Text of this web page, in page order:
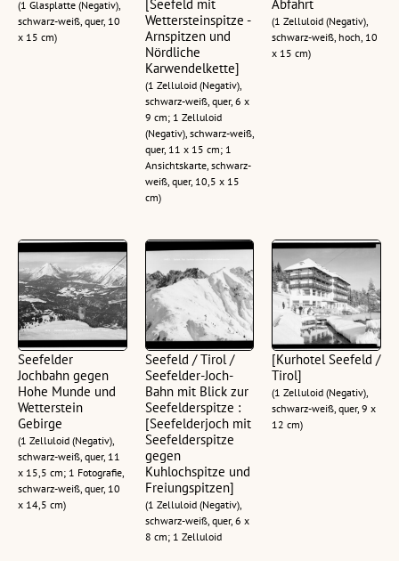
(1 Glasplatte (Negativ),
schwarz-weiß, quer, 10
x 15 cm)
[Seefeld mit
Wettersteinspitze -
Arnspitzen und
Nördliche
Karwendelkette]
(1 Zelluloid (Negativ),
schwarz-weiß, quer, 6 x
9 cm; 1 Zelluloid
(Negativ), schwarz-weiß,
quer, 11 x 15 cm; 1
Ansichtskarte, schwarz-
weiß, quer, 10,5 x 15
cm)
Abfahrt
(1 Zelluloid (Negativ),
schwarz-weiß, hoch, 10
x 15 cm)
Seefelder
Jochbahn gegen
Hohe Munde und
Wetterstein
Gebirge
(1 Zelluloid (Negativ),
schwarz-weiß, quer, 11
x 15,5 cm; 1 Fotografie,
schwarz-weiß, quer, 10
x 14,5 cm)
Seefeld / Tirol /
Seefelder-Joch-
Bahn mit Blick zur
Seefelderspitze :
[Seefelderjoch mit
Seefelderspitze
gegen
Kuhlochspitze und
Freiungspitzen]
(1 Zelluloid (Negativ),
schwarz-weiß, quer, 6 x
8 cm; 1 Zelluloid
[Kurhotel Seefeld /
Tirol]
(1 Zelluloid (Negativ),
schwarz-weiß, quer, 9 x
12 cm)